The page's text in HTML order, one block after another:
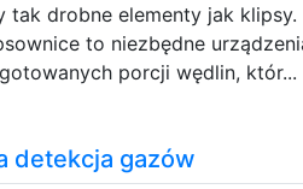
tak drobne elementy jak klipsy.
to niezbędne
porcji wędlin, któr...
detekcja gazów